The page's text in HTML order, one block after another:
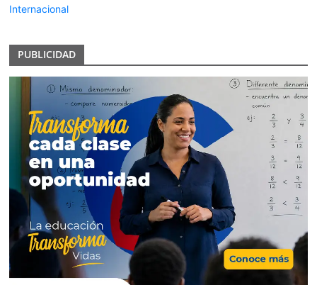
Internacional
PUBLICIDAD